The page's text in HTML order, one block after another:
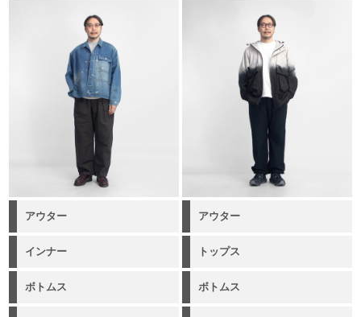
アウター アウター
インナー トップス
ボトムス ボトムス